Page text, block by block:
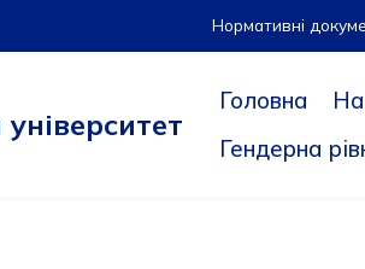
Нормативні
Головна
Гендерна